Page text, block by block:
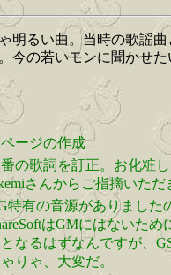
明るい曲。当時の歌謡
今の若いモンに聞かせ
ージの作成
番の歌詞を訂正。お化粧
さんからご指摘いただ
特有の音源がありました
はGMにはないた
なるはずなんですが、
りゃ、大変だ。